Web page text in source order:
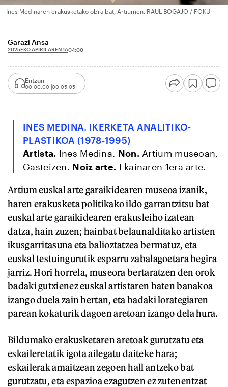
Ines Medinaren erakusketako obra bat, Artiumen. RAUL BOGAJO / FOKU
Garazi Ansa
2025EKO APIRILAREN 1A04:00
Entzun
00:00:00 00:05:05
INES MEDINA. IKERKETA ANALITIKO-
PLASTIKOA (1978-1995)
Artista. Ines Medina. Non.Artium museoan,
Gasteizen. Noiz arte. Ekainaren 1era arte.
Artium euskal arte garaikidearen museoa izanik,
haren erakusketa politikako ildo garrantzitsu bat
euskal arte garaikidearen erakusleiho izatean
datza, hain zuzen; hainbat belaunalditako artisten
ikusgarritasuna eta balioztatzea bermatuz, eta
euskal testuingurutik esparru zabalagoetara begira
jarriz. Hori horrela, museora bertaratzen den orok
badaki gutxienez euskal artistaren baten banakoa
izango duela zain bertan, eta badaki lorategiaren
parean kokaturik dagoen aretoan izango dela hura.
Bildumako erakusketaren aretoak gurutzatu eta
eskaileretatik igota ailegatu daiteke hara;
eskailerak amaitzean zegoen hall antzeko bat
gurutzatu, eta espazioa ezagutzen ez zutenentzat